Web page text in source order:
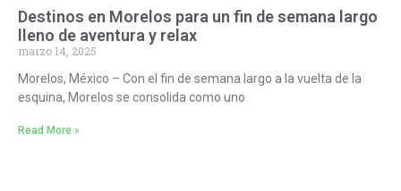
Destinos en Morelos para un fin de semana largo
lleno de aventura y relax
marzo 14, 2025
Morelos, México – Con el fin de semana largo a la vuelta de la
esquina, Morelos se consolida como uno
Read More »